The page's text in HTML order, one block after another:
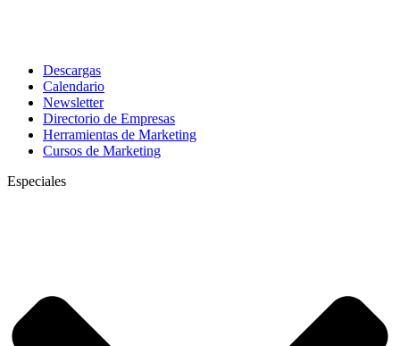
Descargas
Calendario
Newsletter
Directorio de Empresas
Herramientas de Marketing
Cursos de Marketing
Especiales